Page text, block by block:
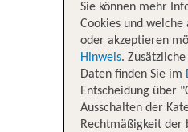
Sie können mehr
Cookies und
oder akzeptieren
Hinweis.
Daten finden Sie im
Entscheidung über
Ausschalten der
Rechtmäßigkeit der